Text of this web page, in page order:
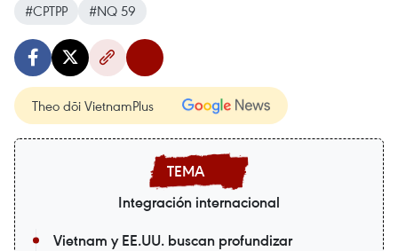
#CPTPP
#NQ 59
Theo dõi VietnamPlus
Integración internacional
Vietnam y EE.UU. buscan profundizar